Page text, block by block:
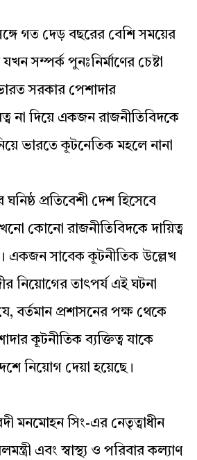
গত দেড় বছরের বেশি সময়ের
সম্পর্ক পুনঃনির্মাণের চেষ্টা
সরকার পেশাদার
না দিয়ে একজন রাজনীতিবিদকে
ভারতে কূটনেতিক মহলে নানা
প্রতিবেশী দেশ হিসেবে
কোনো রাজনীতিবিদকে দায়িত্ব
একজন সাবেক কূটনীতিক উল্লেখ
নিয়োগের তাৎপর্য এই ঘটনা
বর্তমান প্রশাসনের পক্ষ থেকে
কূটনীতিক ব্যক্তিত্ব যাকে
নিয়োগ দেয়া হয়েছে।
মনমোহন সিং-এর নেতৃত্বাধীন
এবং স্বাস্থ্য ও পরিবার কল্যাণ